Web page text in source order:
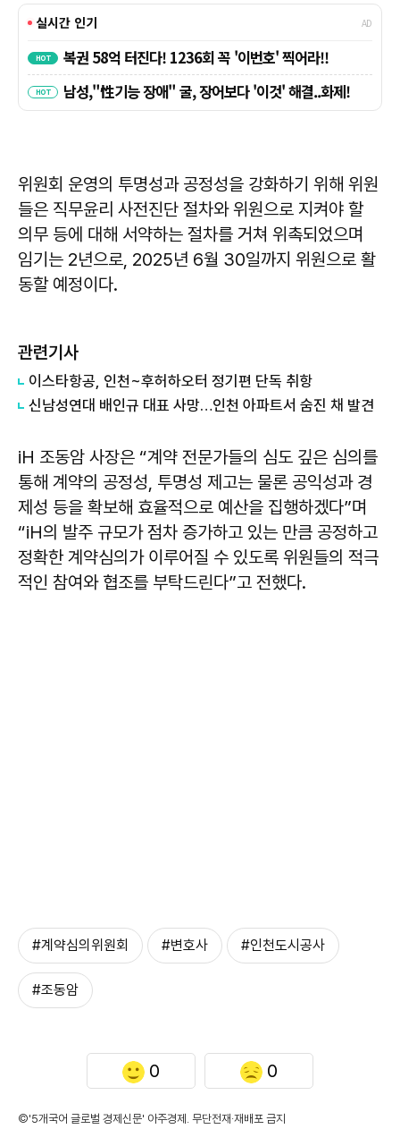
위원회 운영의 투명성과 공정성을 강화하기 위해 위원
들은 직무윤리 사전진단 절차와 위원으로 지켜야 할
의무 등에 대해 서약하는 절차를 거쳐 위촉되었으며
임기는 2년으로, 2025년 6월 30일까지 위원으로 활
동할 예정이다.
관련기사
이스타항공, 인천~후허하오터 정기편 단독 취항
신남성연대 배인규 대표 사망…인천 아파트서 숨진 채 발견
iH 조동암 사장은 “계약 전문가들의 심도 깊은 심의를
통해 계약의 공정성, 투명성 제고는 물론 공익성과 경
제성 등을 확보해 효율적으로 예산을 집행하겠다”며
“iH의 발주 규모가 점차 증가하고 있는 만큼 공정하고
정확한 계약심의가 이루어질 수 있도록 위원들의 적극
적인 참여와 협조를 부탁드린다”고 전했다.
#계약심의위원회 #변호사 #인천도시공사
#조동암
0 0
©'5개국어 글로벌 경제신문' 아주경제. 무단전재·재배포 금지